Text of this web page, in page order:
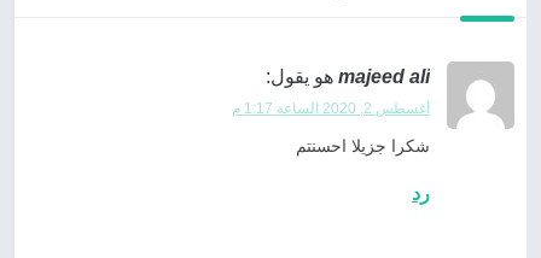
majeed ali هو يقول:
أغسطس 2, 2020 الساعة 1:17 م
شكرا جزيلا احسنتم
رد